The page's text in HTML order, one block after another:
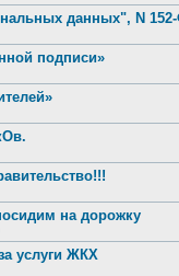
данных", N
подписи»
на дорожку
услуги ЖКХ